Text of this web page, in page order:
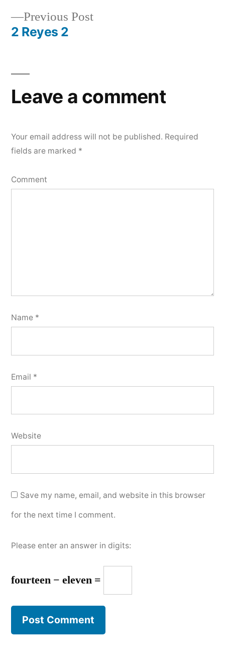
navigation
Previous PostPrevious
2 Reyes 2
Leave a comment
Your email address will not be published. Required
fields are marked *
Comment
Name *
Email *
Website
Save my name, email, and website in this browser
for the next time I comment.
Please enter an answer in digits:
fourteen − eleven =